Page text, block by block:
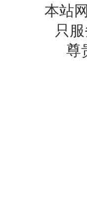
本站
只
尊